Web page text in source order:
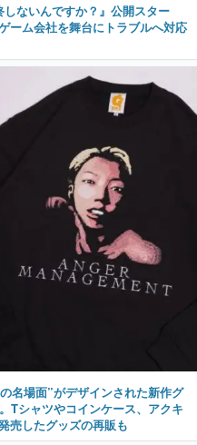
ないんですか？』公開スター
ーム会社を舞台にトラブルへ対応
名場面”がデザインされた新作グ
Tシャツやコインケース、アクキ
売したグッズの再販も